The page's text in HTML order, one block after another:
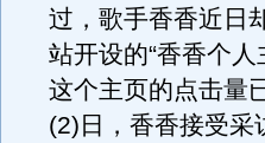
过，歌手香香近日
站开设的“香香个
这个主页的点击量
(2)日，香香接受采